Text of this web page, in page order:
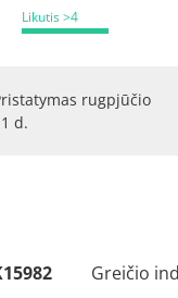
Likutis >4
rugpjūčio
d.
Greičio